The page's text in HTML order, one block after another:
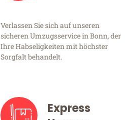
Verlassen Sie sich auf unseren
sicheren Umzugsservice in Bonn, der
Ihre Habseligkeiten mit höchster
Sorgfalt behandelt.
Express